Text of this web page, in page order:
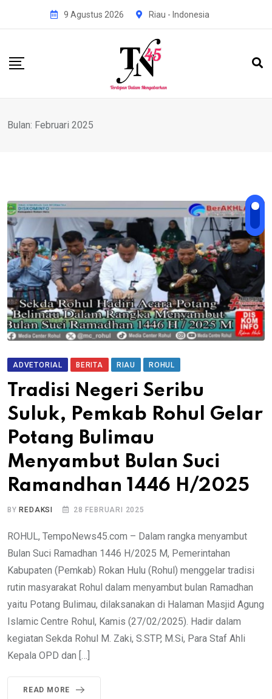
9 Agustus 2026 Riau - Indonesia
Bulan: Februari 2025
ADVETORIAL BERITA RIAU ROHUL
Tradisi Negeri Seribu
Suluk, Pemkab Rohul Gelar
Potang Bulimau
Menyambut Bulan Suci
Ramandhan 1446 H/2025
BYREDAKSI 28 FEBRUARI 2025
ROHUL, TempoNews45.com – Dalam rangka menyambut
Bulan Suci Ramadhan 1446 H/2025 M, Pemerintahan
Kabupaten (Pemkab) Rokan Hulu (Rohul) menggelar tradisi
rutin masyarakat Rohul dalam menyambut bulan Ramadhan
yaitu Potang Bulimau, dilaksanakan di Halaman Masjid Agung
Islamic Centre Rohul, Kamis (27/02/2025). Hadir dalam
kegiatan Sekda Rohul M. Zaki, S.STP, M.Si, Para Staf Ahli
Kepala OPD dan […]
READ MORE